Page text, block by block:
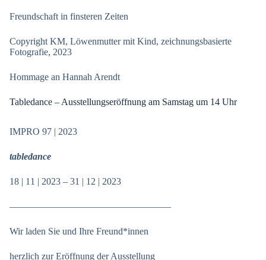
Freundschaft in finsteren Zeiten
Copyright KM, Löwenmutter mit Kind, zeichnungsbasierte
Fotografie, 2023
Hommage an Hannah Arendt
Tabledance – Ausstellungseröffnung am Samstag um 14 Uhr
IMPRO 97 | 2023
tabledance
18 | 11 | 2023 – 31 | 12 | 2023
––––––––––––––––––––––––––––––––––
Wir laden Sie und Ihre Freund*innen
herzlich zur Eröffnung der Ausstellung